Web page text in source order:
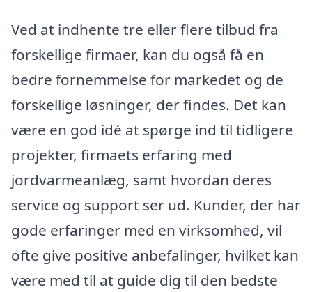
Ved at indhente tre eller flere tilbud fra
forskellige firmaer, kan du også få en
bedre fornemmelse for markedet og de
forskellige løsninger, der findes. Det kan
være en god idé at spørge ind til tidligere
projekter, firmaets erfaring med
jordvarmeanlæg, samt hvordan deres
service og support ser ud. Kunder, der har
gode erfaringer med en virksomhed, vil
ofte give positive anbefalinger, hvilket kan
være med til at guide dig til den bedste